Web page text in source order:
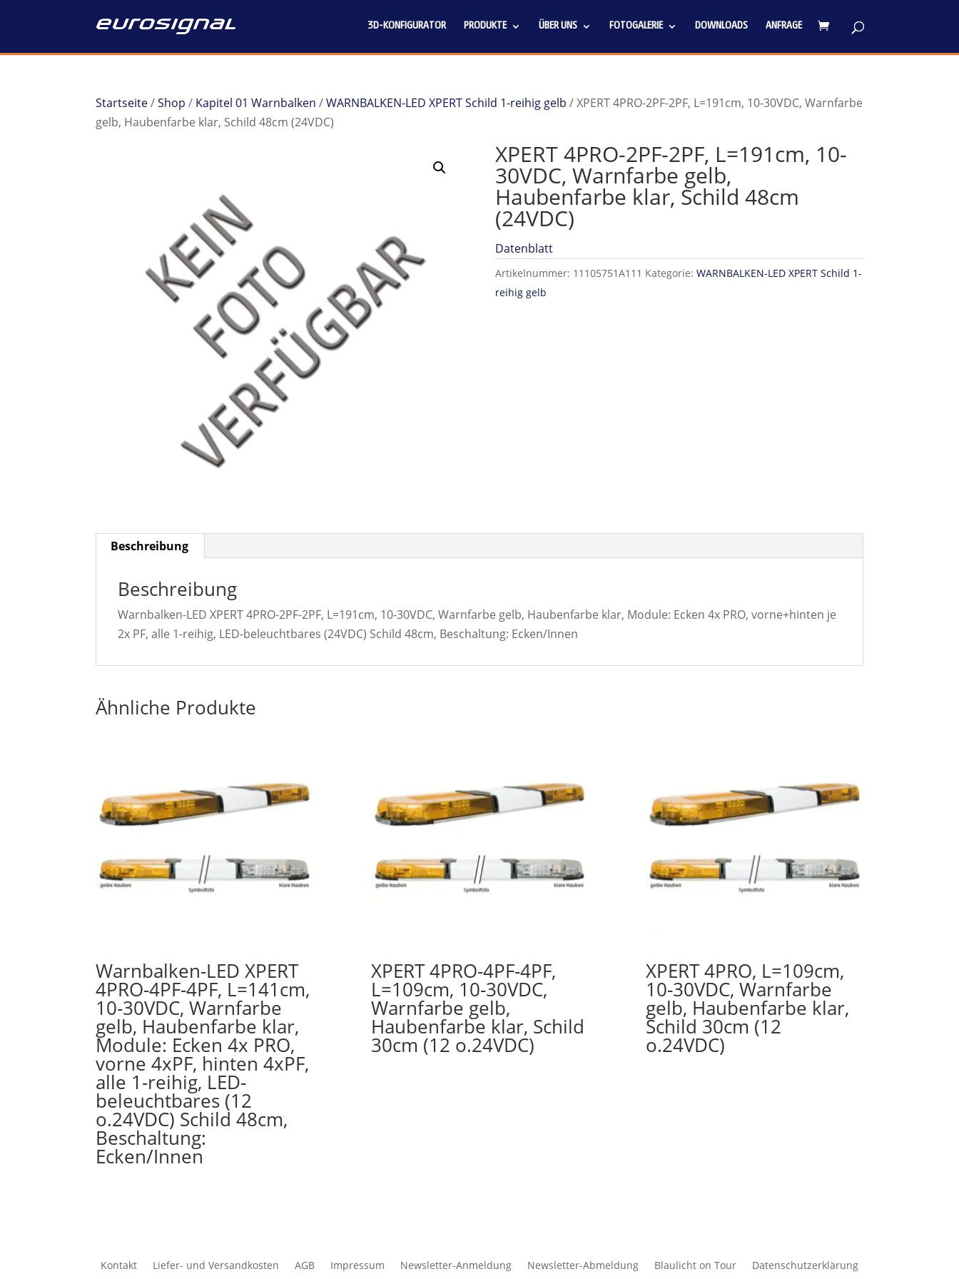
3D-KONFIGURATOR PRODUKTE ÜBER UNS FOTOGALERIE DOWNLOADS ANFRAGE
Startseite/Shop / Kapitel 01 Warnbalken /WARNBALKEN-LED XPERT Schild 1-reihig gelb / XPERT 4PRO-2PF-2PF, L=191cm, 10-30VDC, Warnfarbe
gelb, Haubenfarbe klar, Schild 48cm (24VDC)
XPERT 4PRO-2PF-2PF, L=191cm, 10-
30VDC, Warnfarbe gelb,
Haubenfarbe klar, Schild 48cm
(24VDC)
Datenblatt
Artikelnummer: 11105751A111 Kategorie: WARNBALKEN-LED XPERT Schild 1-
reihig gelb
Beschreibung
Beschreibung
Warnbalken-LED XPERT 4PRO-2PF-2PF, L=191cm, 10-30VDC, Warnfarbe gelb, Haubenfarbe klar, Module: Ecken 4x PRO, vorne+hinten je
2x PF, alle 1-reihig, LED-beleuchtbares (24VDC) Schild 48cm, Beschaltung: Ecken/Innen
Ähnliche Produkte
Warnbalken-LED XPERT
4PRO-4PF-4PF, L=141cm,
10-30VDC, Warnfarbe
gelb, Haubenfarbe klar,
Module: Ecken 4x PRO,
vorne 4xPF, hinten 4xPF,
alle 1-reihig, LED-
beleuchtbares (12
o.24VDC) Schild 48cm,
Beschaltung:
Ecken/Innen
XPERT 4PRO-4PF-4PF,
L=109cm, 10-30VDC,
Warnfarbe gelb,
Haubenfarbe klar, Schild
30cm (12 o.24VDC)
XPERT 4PRO, L=109cm,
10-30VDC, Warnfarbe
gelb, Haubenfarbe klar,
Schild 30cm (12
o.24VDC)
Kontakt Liefer- und Versandkosten AGB Impressum Newsletter-Anmeldung Newsletter-Abmeldung Blaulicht on Tour Datenschutzerklärung